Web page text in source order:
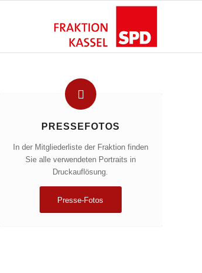
PRESSEFOTOS
In der Mitgliederliste der Fraktion finden
Sie alle verwendeten Portraits in
Druckauflösung.
Presse-Fotos